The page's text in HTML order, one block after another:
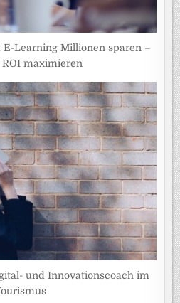
Learning Millionen sparen –
maximieren
und Innovationscoach im